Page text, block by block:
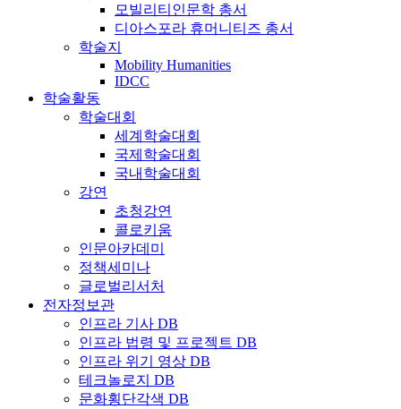
모빌리티인문학 총서
디아스포라 휴머니티즈 총서
학술지
Mobility Humanities
IDCC
학술활동
학술대회
세계학술대회
국제학술대회
국내학술대회
강연
초청강연
콜로키움
인문아카데미
정책세미나
글로벌리서처
전자정보관
인프라 기사 DB
인프라 법령 및 프로젝트 DB
인프라 위기 영상 DB
테크놀로지 DB
문화횡단각색 DB